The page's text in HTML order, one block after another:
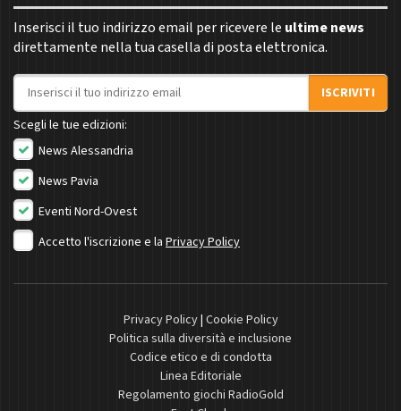
Inserisci il tuo indirizzo email per ricevere le ultime news
direttamente nella tua casella di posta elettronica.
Indirizzo email
ISCRIVITI
Scegli le tue edizioni:
News Alessandria
News Pavia
Eventi Nord-Ovest
Accetto l'iscrizione e la Privacy Policy
Privacy Policy| Cookie Policy
Politica sulla diversità e inclusione
Codice etico e di condotta
Linea Editoriale
Regolamento giochi RadioGold